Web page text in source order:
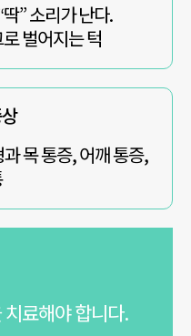
” 소리가 난다.
벌어지는 턱
과목 통증, 어깨 통증,
료해야 합니다.